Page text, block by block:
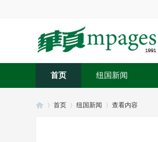
首页 纽国新闻
首页 纽国新闻 查看内容